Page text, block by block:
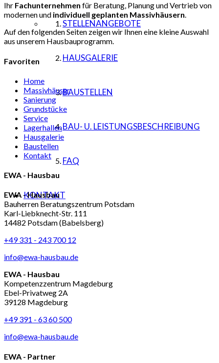
STELLENANGEBOTE
HAUSGALERIE
BAUSTELLEN
BAU- U. LEISTUNGSBESCHREIBUNG
FAQ
KONTAKT
Ihr Fachunternehmen für Beratung, Planung und Vertrieb von
modernen und individuell geplanten Massivhäusern.
Auf den folgenden Seiten zeigen wir Ihnen eine kleine Auswahl
aus unserem Hausbauprogramm.
Favoriten
Home
Massivhäuser
Sanierung
Grundstücke
Service
Lagerhallen
Hausgalerie
Baustellen
Kontakt
EWA - Hausbau
EWA - Hausbau
Bauherren Beratungszentrum Potsdam
Karl-Liebknecht-Str. 111
14482 Potsdam (Babelsberg)
+49 331 - 243 700 12
info@ewa-hausbau.de
EWA - Hausbau
Kompetenzzentrum Magdeburg
Ebel-Privatweg 2A
39128 Magdeburg
+49 391 - 63 60 500
info@ewa-hausbau.de
EWA - Partner